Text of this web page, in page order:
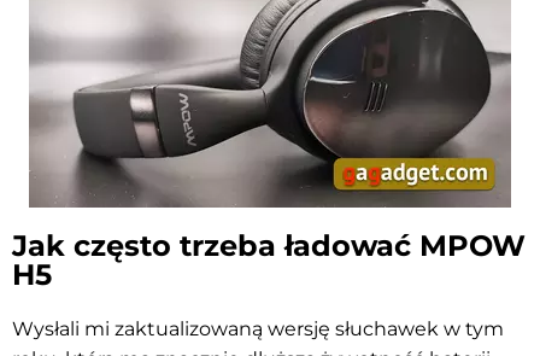
Jak często trzeba ładować MPOW
H5
Wysłali mi zaktualizowaną wersję słuchawek w tym